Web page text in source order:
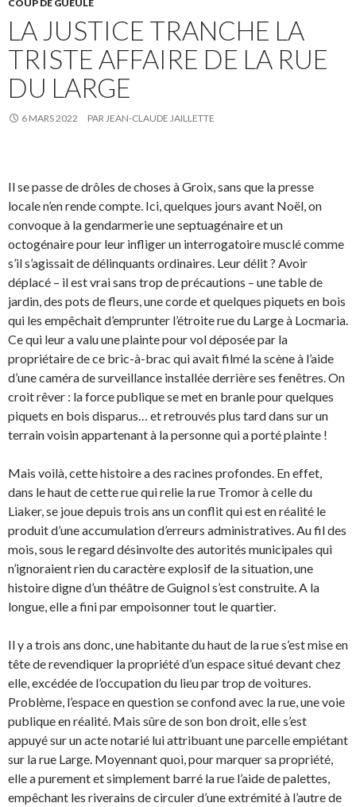
COUP DE GUEULE
LA JUSTICE TRANCHE LA
TRISTE AFFAIRE DE LA RUE
DU LARGE
6 MARS 2022 PAR JEAN-CLAUDE JAILLETTE
Il se passe de drôles de choses à Groix, sans que la presse
locale n’en rende compte. Ici, quelques jours avant Noël, on
convoque à la gendarmerie une septuagénaire et un
octogénaire pour leur infliger un interrogatoire musclé comme
s’il s’agissait de délinquants ordinaires. Leur délit ? Avoir
déplacé – il est vrai sans trop de précautions – une table de
jardin, des pots de fleurs, une corde et quelques piquets en bois
qui les empêchait d’emprunter l’étroite rue du Large à Locmaria.
Ce qui leur a valu une plainte pour vol déposée par la
propriétaire de ce bric-à-brac qui avait filmé la scène à l’aide
d’une caméra de surveillance installée derrière ses fenêtres. On
croit rêver : la force publique se met en branle pour quelques
piquets en bois disparus… et retrouvés plus tard dans sur un
terrain voisin appartenant à la personne qui a porté plainte !
Mais voilà, cette histoire a des racines profondes. En effet,
dans le haut de cette rue qui relie la rue Tromor à celle du
Liaker, se joue depuis trois ans un conflit qui est en réalité le
produit d’une accumulation d’erreurs administratives. Au fil des
mois, sous le regard désinvolte des autorités municipales qui
n’ignoraient rien du caractère explosif de la situation, une
histoire digne d’un théâtre de Guignol s’est construite. A la
longue, elle a fini par empoisonner tout le quartier.
Il y a trois ans donc, une habitante du haut de la rue s’est mise en
tête de revendiquer la propriété d’un espace situé devant chez
elle, excédée de l’occupation du lieu par trop de voitures.
Problème, l’espace en question se confond avec la rue, une voie
publique en réalité. Mais sûre de son bon droit, elle s’est
appuyé sur un acte notarié lui attribuant une parcelle empiétant
sur la rue Large. Moyennant quoi, pour marquer sa propriété,
elle a purement et simplement barré la rue l’aide de palettes,
empêchant les riverains de circuler d’une extrémité à l’autre de